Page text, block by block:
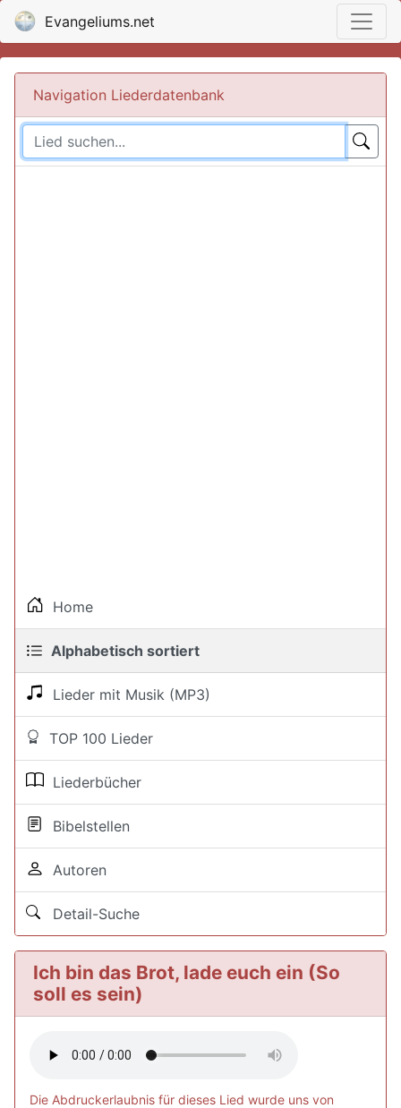
Evangeliums.net
Navigation Liederdatenbank
Home
Alphabetisch sortiert
Lieder mit Musik (MP3)
TOP 100 Lieder
Liederbücher
Bibelstellen
Autoren
Detail-Suche
Ich bin das Brot, lade euch ein (So
soll es sein)
Die Abdruckerlaubnis für dieses Lied wurde uns von